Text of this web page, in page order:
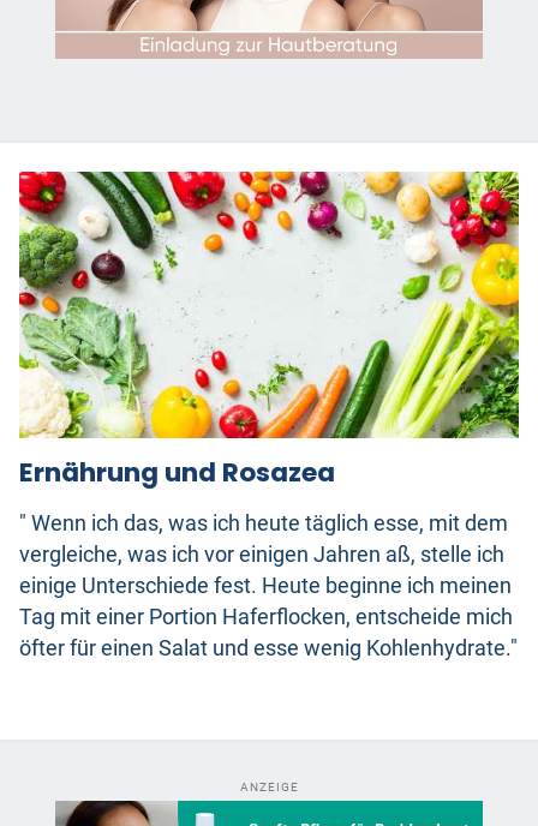
Ernährung und Rosazea
" Wenn ich das, was ich heute täglich esse, mit dem
vergleiche, was ich vor einigen Jahren aß, stelle ich
einige Unterschiede fest. Heute beginne ich meinen
Tag mit einer Portion Haferflocken, entscheide mich
öfter für einen Salat und esse wenig Kohlenhydrate."
ANZEIGE